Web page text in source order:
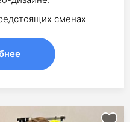
сменах